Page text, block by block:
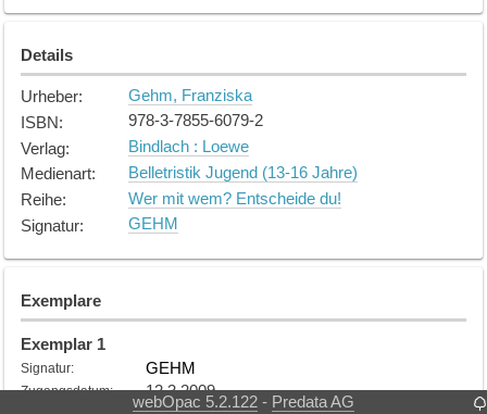
Details
Urheber:
Gehm, Franziska
ISBN:
978-3-7855-6079-2
Verlag:
Bindlach : Loewe
Medienart:
Belletristik Jugend (13-16 Jahre)
Reihe:
Wer mit wem? Entscheide du!
Signatur: GEHM
Exemplare
Exemplar 1
Signatur: GEHM
Zugangsdatum: 12.3.2009
webOpac 5.2.122 - Predata AG